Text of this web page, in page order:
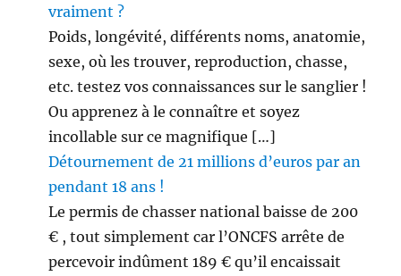
vraiment ?
Poids, longévité, différents noms, anatomie,
sexe, où les trouver, reproduction, chasse,
etc. testez vos connaissances sur le sanglier !
Ou apprenez à le connaître et soyez
incollable sur ce magnifique […]
Détournement de 21 millions d’euros par an
pendant 18 ans !
Le permis de chasser national baisse de 200
€ , tout simplement car l’ONCFS arrête de
percevoir indûment 189 € qu’il encaissait